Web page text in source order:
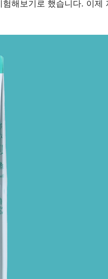
해보기로 했습니다. 이